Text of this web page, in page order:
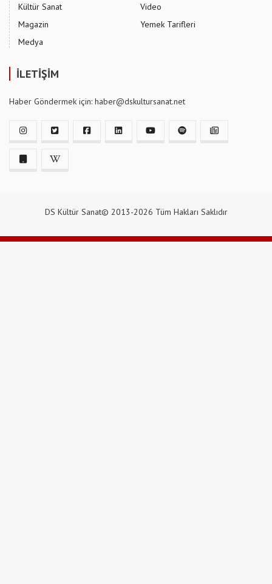
Kültür Sanat
Magazin
Medya
Video
Yemek Tarifleri
İLETİŞİM
Haber Göndermek için: haber@dskultursanat.net
DS Kültür Sanat© 2013-2026 Tüm Hakları Saklıdır